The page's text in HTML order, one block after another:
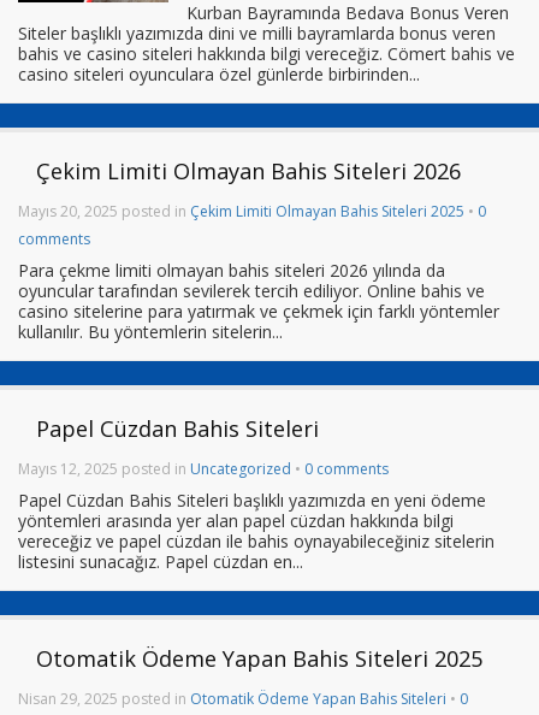
Kurban Bayramında Bedava Bonus Veren
Siteler başlıklı yazımızda dini ve milli bayramlarda bonus veren
bahis ve casino siteleri hakkında bilgi vereceğiz. Cömert bahis ve
casino siteleri oyunculara özel günlerde birbirinden...
Çekim Limiti Olmayan Bahis Siteleri 2026
Mayıs 20, 2025 posted in Çekim Limiti Olmayan Bahis Siteleri 2025 • 0
comments
Para çekme limiti olmayan bahis siteleri 2026 yılında da
oyuncular tarafından sevilerek tercih ediliyor. Online bahis ve
casino sitelerine para yatırmak ve çekmek için farklı yöntemler
kullanılır. Bu yöntemlerin sitelerin...
Papel Cüzdan Bahis Siteleri
Mayıs 12, 2025 posted in Uncategorized • 0 comments
Papel Cüzdan Bahis Siteleri başlıklı yazımızda en yeni ödeme
yöntemleri arasında yer alan papel cüzdan hakkında bilgi
vereceğiz ve papel cüzdan ile bahis oynayabileceğiniz sitelerin
listesini sunacağız. Papel cüzdan en...
Otomatik Ödeme Yapan Bahis Siteleri 2025
Nisan 29, 2025 posted in Otomatik Ödeme Yapan Bahis Siteleri • 0